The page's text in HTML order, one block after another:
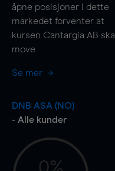
åpne posisjoner i dette
markedet forventer at
kursen Cantargia AB skal
move
Se mer
DNB ASA (NO)
- Alle kunder